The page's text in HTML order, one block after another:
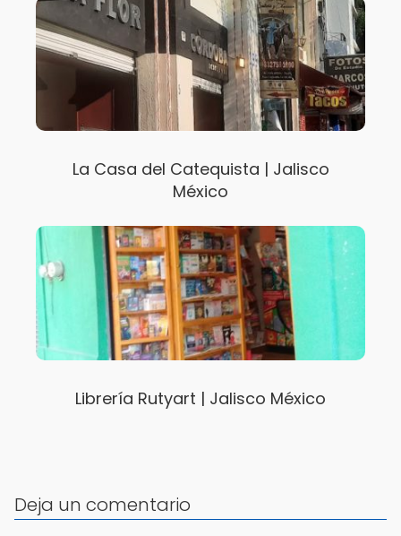
La Casa del Catequista | Jalisco
México
Librería Rutyart | Jalisco México
Deja un comentario